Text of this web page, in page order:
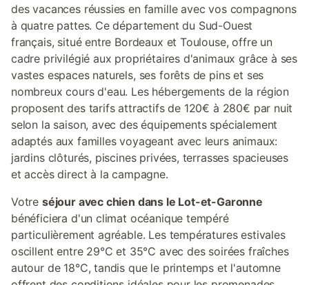
des vacances réussies en famille avec vos compagnons
à quatre pattes. Ce département du Sud-Ouest
français, situé entre Bordeaux et Toulouse, offre un
cadre privilégié aux propriétaires d'animaux grâce à ses
vastes espaces naturels, ses forêts de pins et ses
nombreux cours d'eau. Les hébergements de la région
proposent des tarifs attractifs de 120€ à 280€ par nuit
selon la saison, avec des équipements spécialement
adaptés aux familles voyageant avec leurs animaux:
jardins clôturés, piscines privées, terrasses spacieuses
et accès direct à la campagne.
Votre séjour avec chien dans le Lot-et-Garonne
bénéficiera d'un climat océanique tempéré
particulièrement agréable. Les températures estivales
oscillent entre 29°C et 35°C avec des soirées fraîches
autour de 18°C, tandis que le printemps et l'automne